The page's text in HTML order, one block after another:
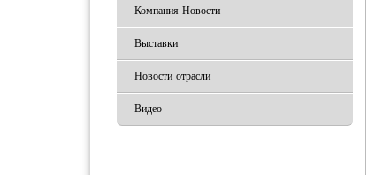
Компания Новости
Выставки
Новости отрасли
Видео